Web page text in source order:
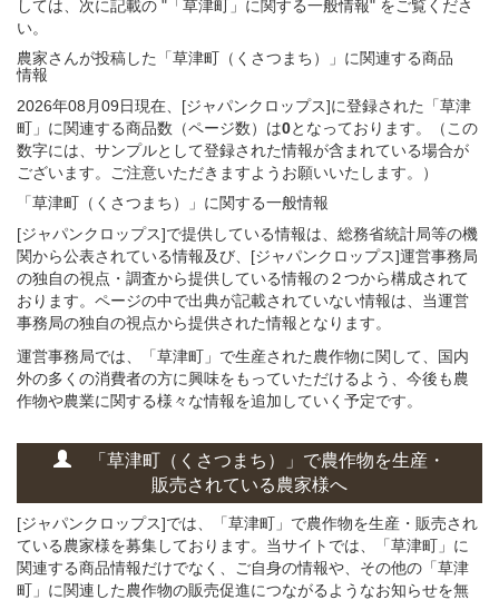
しては、次に記載の "「草津町」に関する一般情報" をご覧くださ
い。
農家さんが投稿した「草津町（くさつまち）」 に関連する商品
情報
2026年08月09日現在、[ジャパンクロップス]に登録された「草津
町」に関連する商品数（ページ数）は0となっております。（この
数字には、サンプルとして登録された情報が含まれている場合が
ございます。ご注意いただきますようお願いいたします。）
「草津町（くさつまち）」 に関する一般情報
[ジャパンクロップス]で提供している情報は、総務省統計局等の機
関から公表されている情報及び、[ジャパンクロップス]運営事務局
の独自の視点・調査から提供している情報の２つから構成されて
おります。ページの中で出典が記載されていない情報は、当運営
事務局の独自の視点から提供された情報となります。
運営事務局では、「草津町」で生産された農作物に関して、国内
外の多くの消費者の方に興味をもっていただけるよう、今後も農
作物や農業に関する様々な情報を追加していく予定です。
「草津町（くさつまち）」 で農作物を生産・
販売されている農家様へ
[ジャパンクロップス]では、「草津町」で農作物を生産・販売され
ている農家様を募集しております。当サイトでは、「草津町」に
関連する商品情報だけでなく、ご自身の情報や、その他の「草津
町」に関連した農作物の販売促進につながるようなお知らせを無